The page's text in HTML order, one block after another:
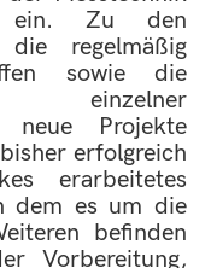
ein. Zu den
die regelmäßig
sowie die
einzelner
neue Projekte
erfolgreich
erarbeitetes
dem es um die
befinden
Vorbereitung,